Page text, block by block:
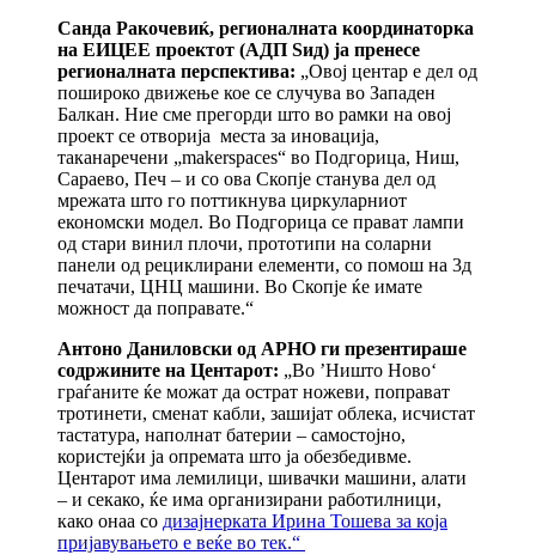
Санда Ракочевиќ, регионалната координаторка
на ЕИЦЕЕ проектот (АДП Ѕид) ја пренесе
регионалната перспектива: „Овој центар е дел од
пошироко движење кое се случува во Западен
Балкан. Ние сме прегорди што во рамки на овој
проект се отворија места за иновација,
таканаречени „makerspaces“ во Подгорица, Ниш,
Сараево, Печ – и со ова Скопје станува дел од
мрежата што го поттикнува циркуларниот
економски модел. Во Подгорица се прават лампи
од стари винил плочи, прототипи на соларни
панели од рециклирани елементи, со помош на 3д
печатачи, ЦНЦ машини. Во Скопје ќе имате
можност да поправате.“
Антоно Даниловски од АРНО ги презентираше
содржините на Центарот: „Во ’Ништо Ново‘
граѓаните ќе можат да острaт ножеви, поправат
тротинети, сменат кабли, зашијат облека, исчистат
тастатура, наполнат батерии – самостојно,
користејќи ја опремата што ја обезбедивме.
Центарот има лемилици, шивачки машини, алати
– и секако, ќе има организирани работилници,
како онаа со дизајнерката Ирина Тошева за која
пријавувањето е веќе во тек.“